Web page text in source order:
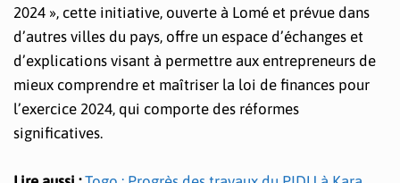
2024 », cette initiative, ouverte à Lomé et prévue dans
d’autres villes du pays, offre un espace d’échanges et
d’explications visant à permettre aux entrepreneurs de
mieux comprendre et maîtriser la loi de finances pour
l’exercice 2024, qui comporte des réformes
significatives.